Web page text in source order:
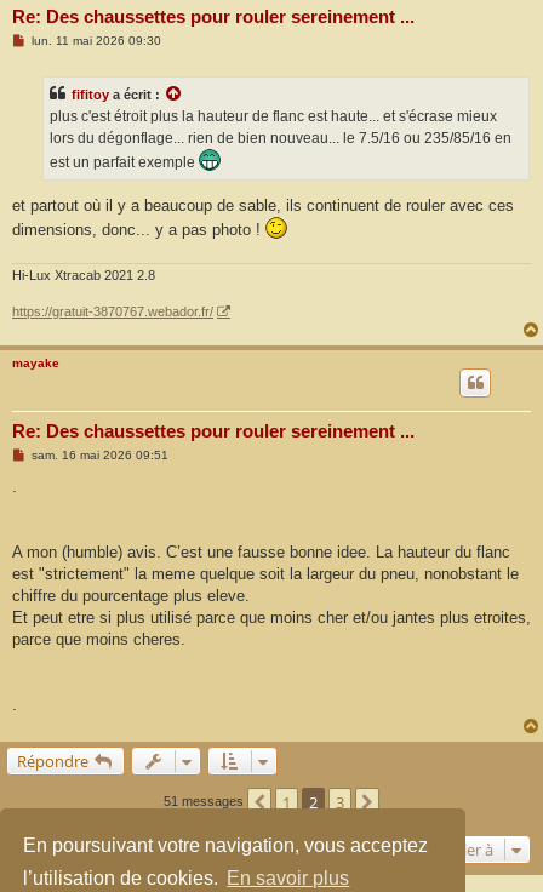
En poursuivant votre navigation, vous acceptez
l’utilisation de cookies. En savoir plus
Re: Des chaussettes pour rouler sereinement ...
Mlun. 11 mai 2026 09:30
fifitoy a écrit :
plus c'est étroit plus la hauteur de flanc est haute... et s'écrase mieux
lors du dégonflage... rien de bien nouveau... le 7.5/16 ou 235/85/16 en
est un parfait exemple
et partout où il y a beaucoup de sable, ils continuent de rouler avec ces
dimensions, donc... y a pas photo !
Hi-Lux Xtracab 2021 2.8
https://gratuit-3870767.webador.fr/
mayake
Re: Des chaussettes pour rouler sereinement ...
Msam. 16 mai 2026 09:51
A mon (humble) avis. C’est une fausse bonne idee. La hauteur du flanc
est "strictement" la meme quelque soit la largeur du pneu, nonobstant le
chiffre du pourcentage plus eleve.
Et peut etre si plus utilisé parce que moins cher et/ou jantes plus etroites,
parce que moins cheres.
Répondre
51 messages Précédente
1 2 3 Suivante
Aller à